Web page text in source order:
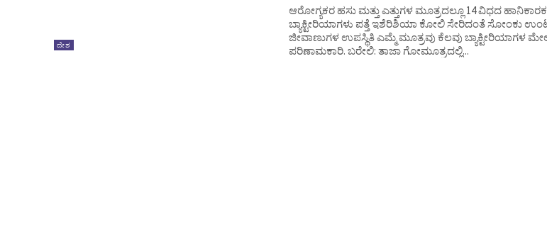
ದೇಶ
ಆರೋಗ್ಯಕರ ಹಸು ಮತ್ತು ಎತ್ತುಗಳ ಮೂತ್ರದಲ್ಲೂ 14 ವಿಧದ ಹಾನಿಕಾರಕ
ಬ್ಯಾಕ್ಟೀರಿಯಾಗಳು ಪತ್ತೆ ಇಶೆರಿಶಿಯಾ ಕೋಲಿ ಸೇರಿದಂತೆ ಸೋಂಕು ಉಂಟುಮಾಡುವ
ಜೀವಾಣುಗಳ ಉಪಸ್ಥಿತಿ ಎಮ್ಮೆ ಮೂತ್ರವು ಕೆಲವು ಬ್ಯಾಕ್ಟೀರಿಯಾಗಳ ಮೇಲೆ ಹೆಚ್ಚು
ಪರಿಣಾಮಕಾರಿ. ಬರೇಲಿ: ತಾಜಾ ಗೋಮೂತ್ರದಲ್ಲಿ...